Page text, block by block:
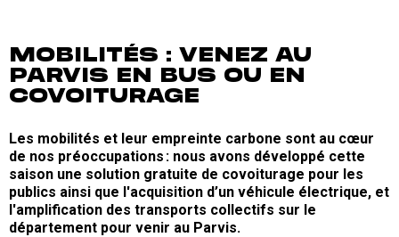
MOBILITÉS : VENEZ AU
PARVIS EN BUS OU EN
COVOITURAGE
Les mobilités et leur empreinte carbone sont au cœur
de nos préoccupations : nous avons développé cette
saison une solution gratuite de covoiturage pour les
publics ainsi que l'acquisition d’un véhicule électrique, et
l'amplification des transports collectifs sur le
département pour venir au Parvis.